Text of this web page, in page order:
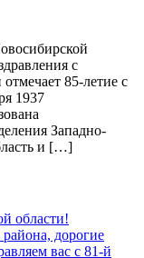
с
85-летие с
1937
Западно-
и […]
области!
дорогие
вас с 81-й